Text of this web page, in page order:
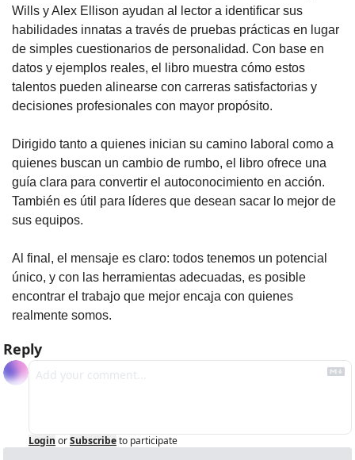
Wills y Alex Ellison ayudan al lector a identificar sus
habilidades innatas a través de pruebas prácticas en lugar
de simples cuestionarios de personalidad. Con base en
datos y ejemplos reales, el libro muestra cómo estos
talentos pueden alinearse con carreras satisfactorias y
decisiones profesionales con mayor propósito.
Dirigido tanto a quienes inician su camino laboral como a
quienes buscan un cambio de rumbo, el libro ofrece una
guía clara para convertir el autoconocimiento en acción.
También es útil para líderes que desean sacar lo mejor de
sus equipos.
Al final, el mensaje es claro: todos tenemos un potencial
único, y con las herramientas adecuadas, es posible
encontrar el trabajo que mejor encaja con quienes
realmente somos.
Reply
Login orSubscribeto participate